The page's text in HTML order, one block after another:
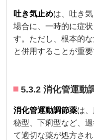
吐き気止めは、吐き
場合に、一時的に症
す。ただし、根本的
と併用することが重要
5.3.2 消化管運動
消化管運動調節薬は
秘型、下痢型など、
て適切な薬が処方さ